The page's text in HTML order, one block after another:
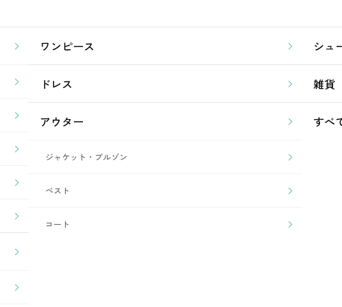
ワンピース
ドレス
アウター
ジャケット・ブルゾン
ベスト
コート
シュ
雑貨
すべ